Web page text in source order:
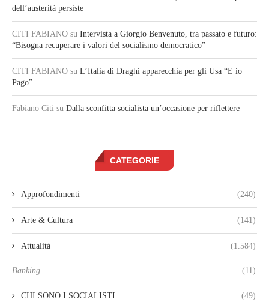
dell’austerità persiste
CITI FABIANO su Intervista a Giorgio Benvenuto, tra passato e futuro:
“Bisogna recuperare i valori del socialismo democratico”
CITI FABIANO su L’Italia di Draghi apparecchia per gli Usa “E io
Pago”
Fabiano Citi su Dalla sconfitta socialista un’occasione per riflettere
CATEGORIE
Approfondimenti (240)
Arte & Cultura (141)
Attualità (1.584)
Banking (11)
CHI SONO I SOCIALISTI (49)